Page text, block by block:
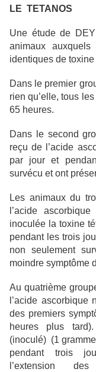
LE TETANOS
Une étude de
animaux
identiques de
Dans le premier
rien qu’elle, tous
65 heures.
Dans le second
reçu de l’acide
par jour et
survécu et ont
Les animaux du
l’acide
inoculée la toxine
pendant les trois
non seulement
moindre symptôme
Au quatrième
l’acide ascorbique
des premiers
heures plus
(inoculé) (1
pendant trois
l’extension des